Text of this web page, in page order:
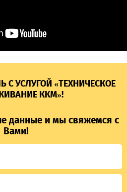
С УСЛУГОЙ «ТЕХНИЧЕСКОЕ
ККМ»!
данные и мы свяжемся с
Вами!